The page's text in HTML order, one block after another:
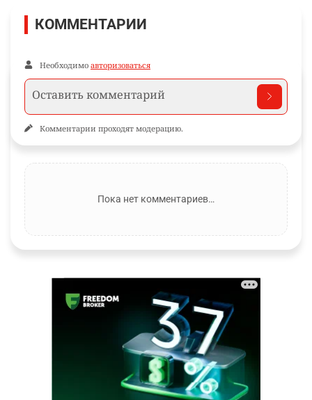
КОММЕНТАРИИ
Необходимо авторизоваться
Комментарии проходят модерацию.
Пока нет комментариев…